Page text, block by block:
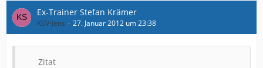
Ex-Trainer Stefan Krämer
KSV-Jens 27. Januar 2012 um 23:38
Zitat